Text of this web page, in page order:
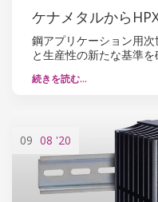
ケナメタルから
鋼アプリケーション用
と生産性の新たな基準を
続きを読む…
09 08 '20